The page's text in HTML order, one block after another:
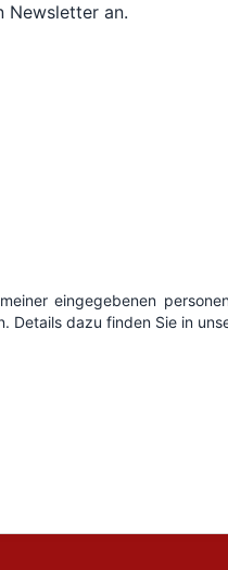
Newsletter an.